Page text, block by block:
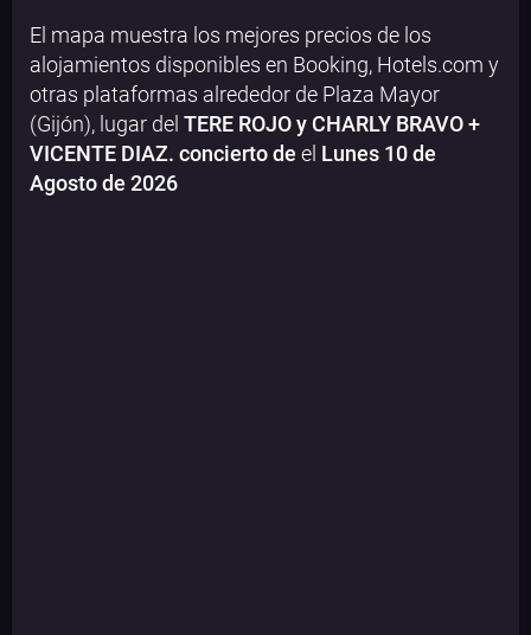
El mapa muestra los mejores precios de los
alojamientos disponibles en Booking, Hotels.com y
otras plataformas alrededor de Plaza Mayor
(Gijón), lugar del TERE ROJO y CHARLY BRAVO +
VICENTE DIAZ. concierto de el Lunes 10 de
Agosto de 2026